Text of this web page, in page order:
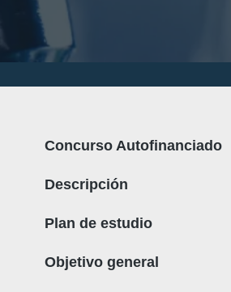
Concurso Autofinanciado
Descripción
Plan de estudio
Objetivo general